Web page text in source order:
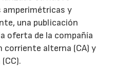
amperimétricas y
una publicación
oferta de la compañía
corriente alterna (CA) y